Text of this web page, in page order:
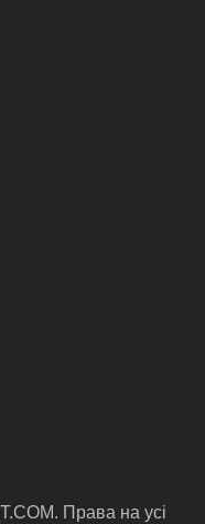
Права на усі